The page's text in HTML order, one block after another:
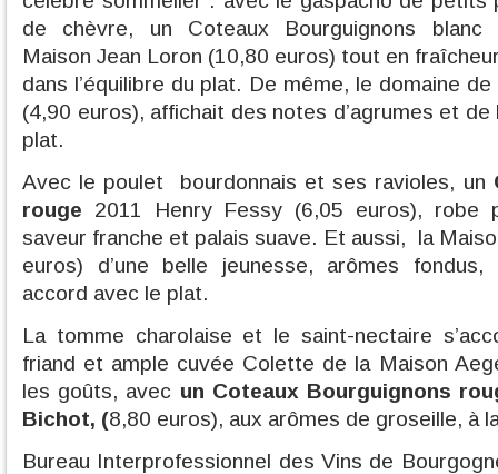
de chèvre, un Coteaux Bourguignons
Maison Jean Loron (10,80 euros) tout en
dans l’équilibre du plat. De même, le domaine
(4,90 euros), affichait des notes d’agrumes et
plat.
Avec le poulet bourdonnais et ses ravioles, un
rouge 2011 Henry Fessy (6,05 euros), robe
saveur franche et palais suave. Et aussi, la
euros) d’une belle jeunesse, arômes
accord avec le plat.
La tomme charolaise et le saint-nectaire
friand et ample cuvée Colette de la Maison
les goûts, avec un Coteaux Bourguignons
Bichot, (8,80 euros), aux arômes de groseille, à
Bureau Interprofessionnel des Vins de